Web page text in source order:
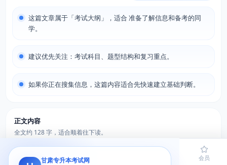
这篇文章属于「考试大纲」，适合 准备了解信息和备考的同
学。
建议优先关注：考试科目、题型结构和复习重点。
如果你正在搜集信息，这篇内容适合先快速建立基础判断。
正文内容
全文约 128 字，适合顺着往下读。
甘肃专升本考试网发布了甘肃专升本考试”大学语文“考试大纲，
甘肃专升本考试网
首页 题库 会员